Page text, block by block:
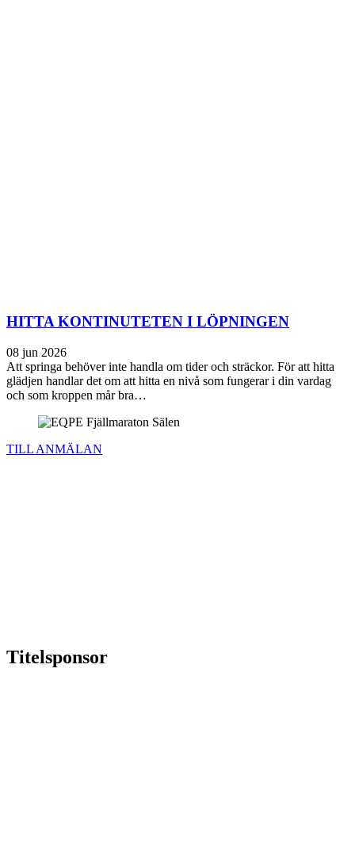
HITTA KONTINUTETEN I LÖPNINGEN
08 jun 2026
Att springa behöver inte handla om tider och sträckor. För att hitta
glädjen handlar det om att hitta en nivå som fungerar i din vardag
och som kroppen mår bra…
TILL ANMÄLAN
Titelsponsor